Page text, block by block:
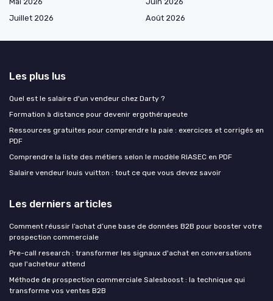
Juillet 2026
Août 2026
Les plus lus
Quel est le salaire d'un vendeur chez Darty ?
Formation à distance pour devenir ergothérapeute
Ressources gratuites pour comprendre la paie : exercices et corrigés en
PDF
Comprendre la liste des métiers selon le modèle RIASEC en PDF
Salaire vendeur louis vuitton : tout ce que vous devez savoir
Les derniers articles
Comment réussir l’achat d’une base de données B2B pour booster votre
prospection commerciale
Pre-call research : transformer les signaux d'achat en conversations
que l'acheteur attend
Méthode de prospection commerciale Salesboost : la technique qui
transforme vos ventes B2B